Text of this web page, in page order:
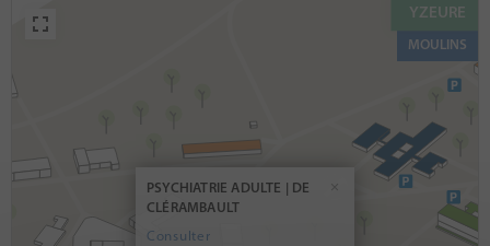
PSYCHIATRIE ADULTE | DE
CLÉRAMBAULT
Consulter
YZEURE
MOULINS